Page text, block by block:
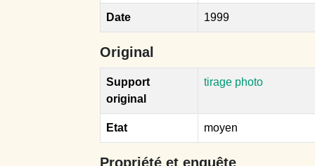
Date 1999
Original
Support
original
tirage photo
Etat moyen
Propriété et enquête